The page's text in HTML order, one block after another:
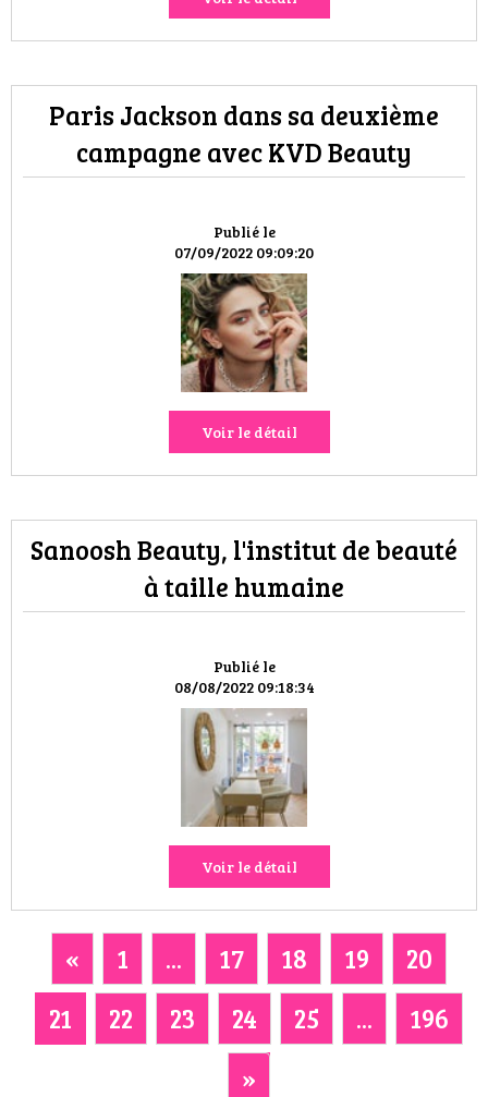
Publié le
07/09/2022 09:09:20
Paris Jackson dans sa deuxième
campagne avec KVD Beauty
Voir le détail
Publié le
08/08/2022 09:18:34
Sanoosh Beauty, l'institut de beauté
à taille humaine
Voir le détail
« 1 ... 17 18 19
20
21
22 23 24 25 ...
196
»